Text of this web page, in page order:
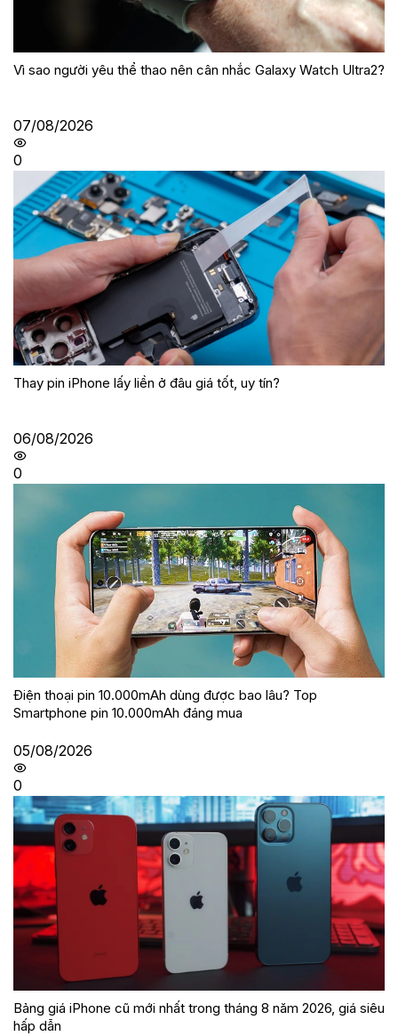
Vì sao người yêu thể thao nên cân nhắc Galaxy Watch Ultra2?
07/08/2026
0
Thay pin iPhone lấy liền ở đâu giá tốt, uy tín?
06/08/2026
0
Điện thoại pin 10.000mAh dùng được bao lâu? Top
Smartphone pin 10.000mAh đáng mua
05/08/2026
0
Bảng giá iPhone cũ mới nhất trong tháng 8 năm 2026, giá siêu
hấp dẫn